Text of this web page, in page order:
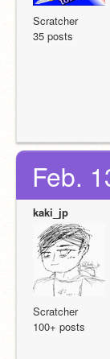
Scratcher
35 posts
Feb.
kaki_jp
Scratcher
100+ posts